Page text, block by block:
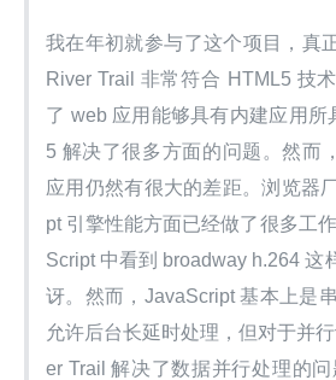
我在年初就参与了这个项目，真
River Trail 非常符合 HTML5 技
了 web 应用能够具有内建应用所
5 解决了很多方面的问题。然而
应用仍然有很大的差距。浏览器
pt 引擎性能方面已经做了很多工
Script 中看到 broadway h.264 这
讶。然而，JavaScript 基本上是
允许后台长延时处理，但对于并
er Trail 解决了数据并行处理的